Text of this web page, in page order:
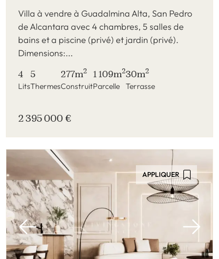
Villa à vendre à Guadalmina Alta, San Pedro
de Alcantara avec 4 chambres, 5 salles de
bains et a piscine (privé) et jardin (privé).
Dimensions:...
4
Lits
5
Thermes
277m2
Construit
1 109m2
Parcelle
30m2
Terrasse
2 395 000 €
APPLIQUER